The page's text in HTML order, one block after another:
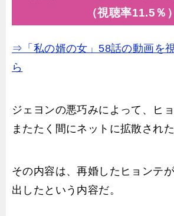
（視聴率11.5％）
⇒「私の婿の女」58話の動画を
ら
ジェヨンの悪巧みによって、ヒ
またたく間にネットに拡散された
その内容は、再婚したヒョンテ
出したという内容だ。